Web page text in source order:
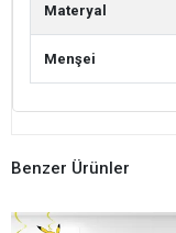
Materyal
Menşei
Benzer Ürünler